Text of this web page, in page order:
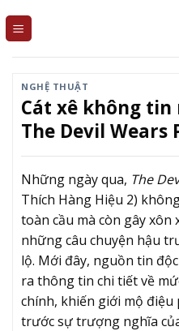
NGHỆ THUẬT
Cát xê không tin
The Devil Wears
Những ngày qua, The
Thích Hàng Hiệu 2)
toàn cầu mà còn gây
những câu chuyện hậu
lộ. Mới đây, nguồn tin
ra thông tin chi tiết về
chính, khiến giới mộ
trước sự trượng nghĩa